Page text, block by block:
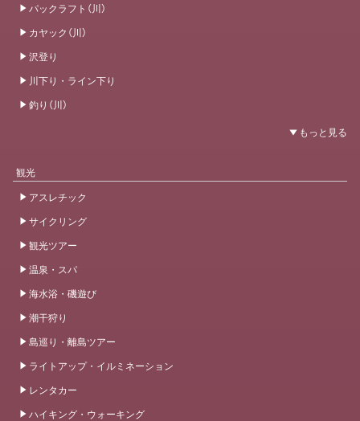
パックラフト（川）
カヤック（川）
沢登り
川下り・ライン下り
釣り（川）
観光
アスレチック
サイクリング
観光ツアー
温泉・スパ
海水浴・磯遊び
潮干狩り
島巡り・離島ツアー
ライトアップ・イルミネーション
レンタカー
ハイキング・ウォーキング